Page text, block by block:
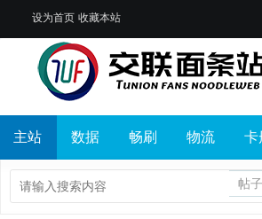
设为首页 收藏本站
主站 数据 畅刷 物流 卡
帖子